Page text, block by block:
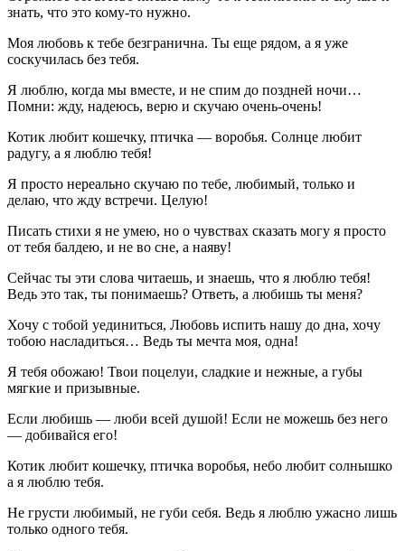
знать, что это кому-то нужно.
Моя любовь к тебе безгранична. Ты еще рядом, а я уже
соскучилась без тебя.
Я люблю, когда мы вместе, и не спим до поздней ночи…
Помни: жду, надеюсь, верю и скучаю очень-очень!
Котик любит кошечку, птичка — воробья. Солнце любит
радугу, а я люблю тебя!
Я просто нереально скучаю по тебе, любимый, только и
делаю, что жду встречи. Целую!
Писать стихи я не умею, но о чувствах сказать могу я просто
от тебя балдею, и не во сне, а наяву!
Сейчас ты эти слова читаешь, и знаешь, что я люблю тебя!
Ведь это так, ты понимаешь? Ответь, а любишь ты меня?
Хочу с тобой уединиться, Любовь испить нашу до дна, хочу
тобою насладиться… Ведь ты мечта моя, одна!
Я тебя обожаю! Твои поцелуи, сладкие и нежные, а губы
мягкие и призывные.
Если любишь — люби всей душой! Если не можешь без него
— добивайся его!
Котик любит кошечку, птичка воробья, небо любит солнышко
а я люблю тебя.
Не грусти любимый, не губи себя. Ведь я люблю ужасно лишь
только одного тебя.